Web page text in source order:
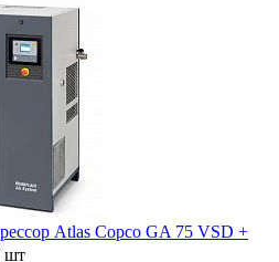
Atlas Copco GA 75 VSD +
шт